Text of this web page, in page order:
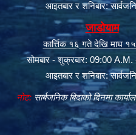
आइतबार र शनिबार:
जाडोयाम
कार्त्तिक १६ गते देखि माघ
सोमबार - शुक्रबार: 09:00
आइतबार र शनिबार:
नोट:सार्बजनिक बिदाको दिनमा